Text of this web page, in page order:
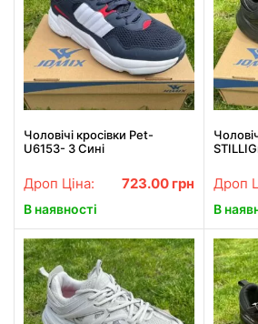
Чоловічі кросівки Pet-
U6153- 3 Сині
Дроп Ціна: 723.00 грн
В наявності
Дроп
В